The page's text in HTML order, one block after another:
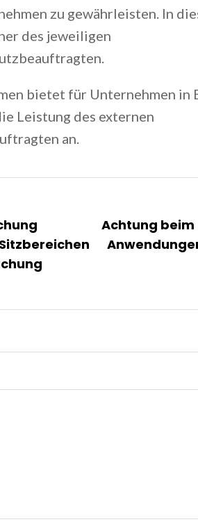
zu gewährleisten. In
des jeweiligen
bietet für Unternehmen in
Leistung des externen
an.
Achtung beim